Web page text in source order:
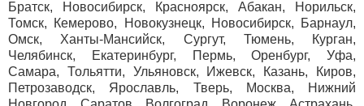
Братск, Новосибирск, Красноярск, Абакан, Норильск,
Томск, Кемерово, Новокузнецк, Новосибирск, Барнаул,
Омск, Ханты-Мансийск, Сургут, Тюмень, Курган,
Челябинск, Екатеринбург, Пермь, Оренбург, Уфа,
Самара, Тольятти, Ульяновск, Ижевск, Казань, Киров,
Петрозаводск, Ярославль, Тверь, Москва, Нижний